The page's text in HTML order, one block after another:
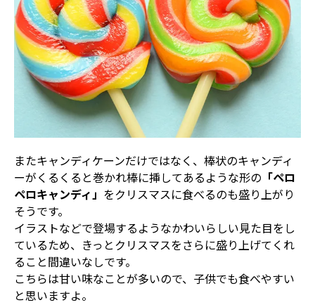
またキャンディケーンだけではなく、棒状のキャンディ
ーがくるくると巻かれ棒に挿してあるような形の 「ペロ
ペロキャンディ」 をクリスマスに食べるのも盛り上がり
そうです。
イラストなどで登場するようなかわいらしい見た目をし
ているため、きっとクリスマスをさらに盛り上げてくれ
ること間違いなしです。
こちらは甘い味なことが多いので、子供でも食べやすい
と思いますよ。